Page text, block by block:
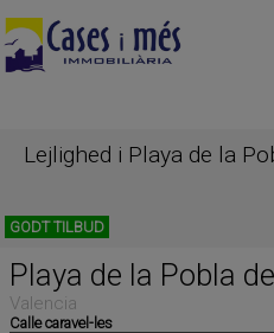
Lejlighed i Playa de la
GODT TILBUD
Playa de la Pobla
Valencia
Calle caravel-les